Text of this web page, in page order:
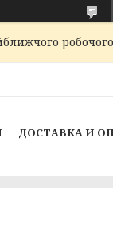
ДОСТАВКА И